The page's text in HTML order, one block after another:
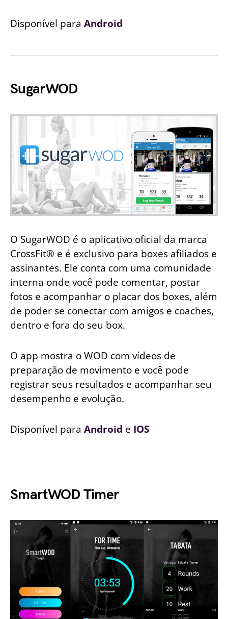
Disponível para Android
SugarWOD
O SugarWOD é o aplicativo oficial da marca
CrossFit® e é exclusivo para boxes afiliados e
assinantes. Ele conta com uma comunidade
interna onde você pode comentar, postar
fotos e acompanhar o placar dos boxes, além
de poder se conectar com amigos e coaches,
dentro e fora do seu box.
O app mostra o WOD com vídeos de
preparação de movimento e você pode
registrar seus resultados e acompanhar seu
desempenho e evolução.
Disponível para Android e IOS
SmartWOD Timer